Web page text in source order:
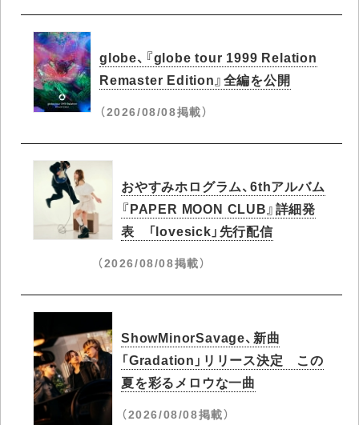
globe、『globe tour 1999 Relation
Remaster Edition』全編を公開
（2026/08/08掲載）
おやすみホログラム、6thアルバム
『PAPER MOON CLUB』詳細発
表 「lovesick」先行配信
（2026/08/08掲載）
ShowMinorSavage、新曲
「Gradation」リリース決定 この
夏を彩るメロウな一曲
（2026/08/08掲載）